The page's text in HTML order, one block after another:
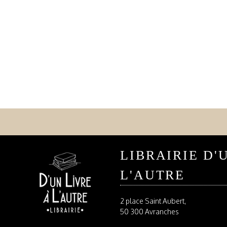
LIBRAIRIE
L'AUTRE
2 place Saint Aubert,
50 300 Avranches